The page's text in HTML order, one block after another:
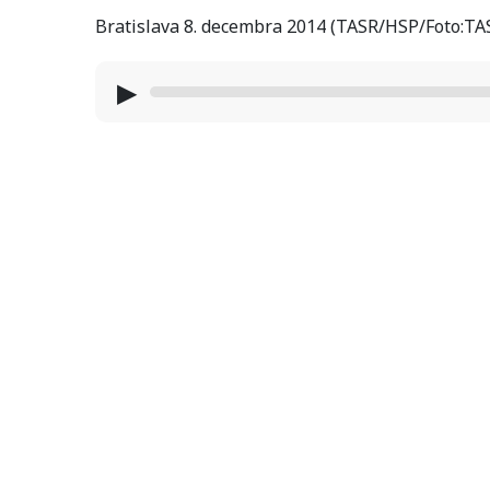
Bratislava 8. decembra 2014 (TASR/HSP/
▶